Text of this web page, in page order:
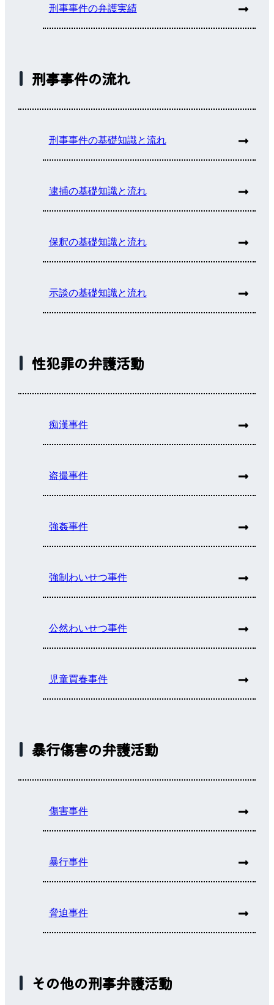
刑事事件の弁護実績
刑事事件の流れ
刑事事件の基礎知識と流れ
逮捕の基礎知識と流れ
保釈の基礎知識と流れ
示談の基礎知識と流れ
性犯罪の弁護活動
痴漢事件
盗撮事件
強姦事件
強制わいせつ事件
公然わいせつ事件
児童買春事件
暴行傷害の弁護活動
傷害事件
暴行事件
脅迫事件
その他の刑事弁護活動